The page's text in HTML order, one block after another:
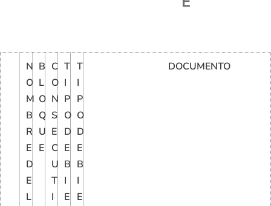
N
O
M
B
R
E
D
E
L
B
L
O
Q
U
E
C
O
N
S
E
C
U
T
I
T
I
P
O
D
E
B
I
E
T
I
P
O
D
E
B
I
E
DOCUMENTO